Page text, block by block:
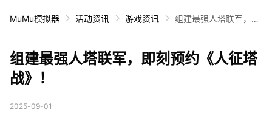
MuMu模拟器 活动资讯 游戏资讯
组建最强人塔联军，即
组建最强人塔联军，即刻预约《人征塔
战》！
2025-09-01